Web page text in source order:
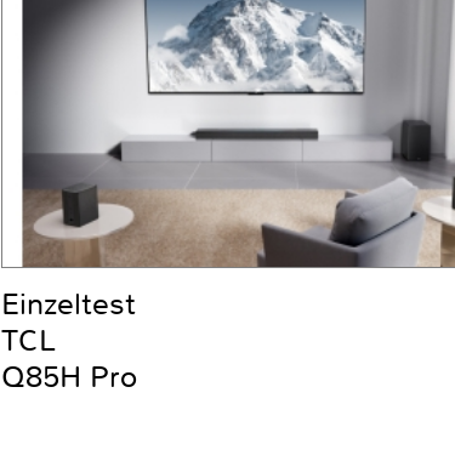
Einzeltest
TCL
Q85H Pro